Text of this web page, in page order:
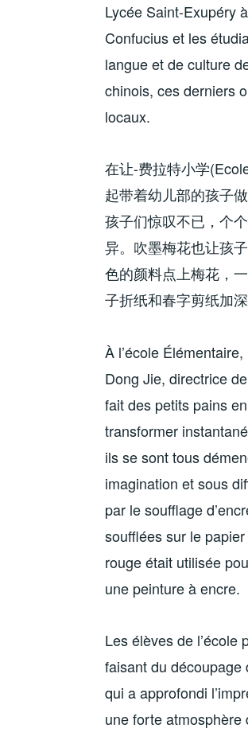
Lycée Saint-Exupéry
Confucius et les
langue et de culture
chinois, ces derniers
locaux.
在让-费拉特小学
起带着幼儿部的孩子
孩子们惊叹不已，个
异。吹墨梅花也让孩
色的颜料点上梅花，
子折纸和春字剪纸加
À l’école
Dong Jie, directrice
fait des petits pains
transformer
ils se sont tous
imagination et sous
par le soufflage
soufflées sur le
rouge était utilisée
une peinture à encre.
Les élèves de
faisant du découpage
qui a approfondi
une forte